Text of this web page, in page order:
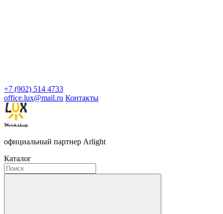
+7 (902) 514 4733
office.lux@mail.ru Контакты
официальный партнер Arlight
Каталог